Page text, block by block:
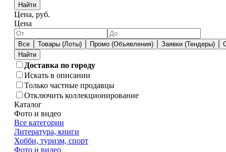
Найти
Цена, руб.
Цена
Все Товары (Лоты) Промо (Объявления) Заявки (Тендеры)
Доставка по городу
Искать в описании
Только частные продавцы
Отключить коллекционирование
Каталог
Фото и видео
Все категории
Литература, книги
Хобби, туризм, спорт
Фото и видео